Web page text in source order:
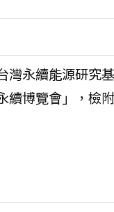
灣永續能源研究
續博覽會」，檢